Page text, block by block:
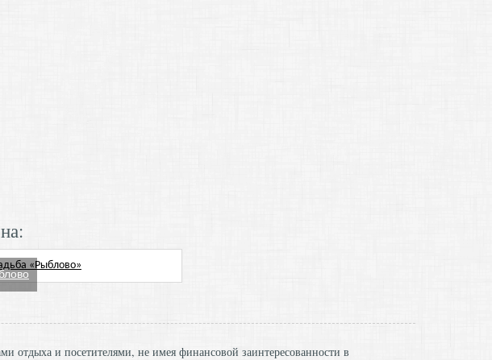
отдыха и посетителями, не имея финансовой заинтересованности в